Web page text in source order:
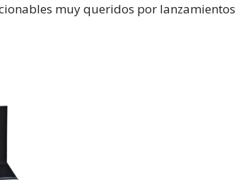
muy queridos por lanzamientos